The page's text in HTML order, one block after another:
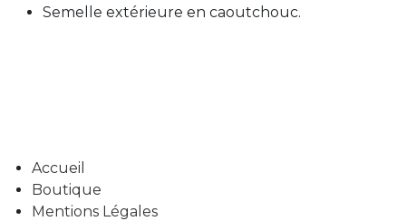
Semelle extérieure en caoutchouc.
Accueil
Boutique
Mentions Légales